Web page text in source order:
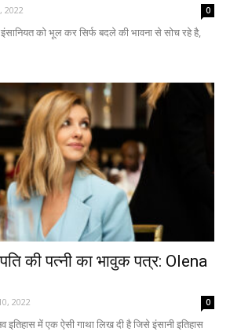
2022 0
को भूल कर सिर्फ बदले की भावना से सोच रहे है,
की पत्नी का भावुक पत्र: Olena
2022 0
में एक ऐसी गाथा लिख दी है जिसे इंसानी इतिहास